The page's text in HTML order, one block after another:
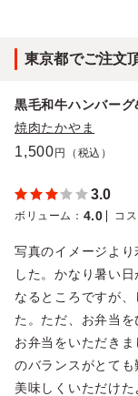
会
東京都でご注文
黒毛和牛ハンバー
焼肉たかやま
1,500円（税込）
3.0
ボリューム ： 4.0 コ
写真のイメージよ
した。かなり暑い
なるところですが
た。ただ、お弁当
お弁当をいただき
のバランスがとて
美味しくいただけた